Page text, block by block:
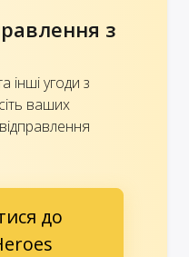
з
інші угоди з
ваших
до